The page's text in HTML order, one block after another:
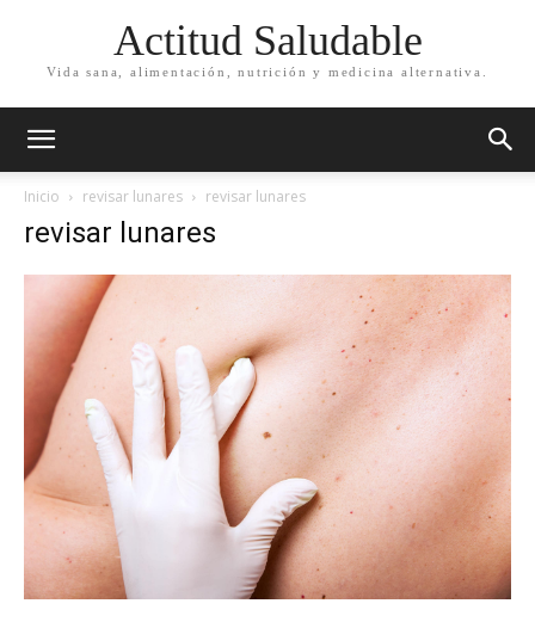
Actitud Saludable
Vida sana, alimentación, nutrición y medicina alternativa.
Inicio revisar lunares revisar lunares
revisar lunares